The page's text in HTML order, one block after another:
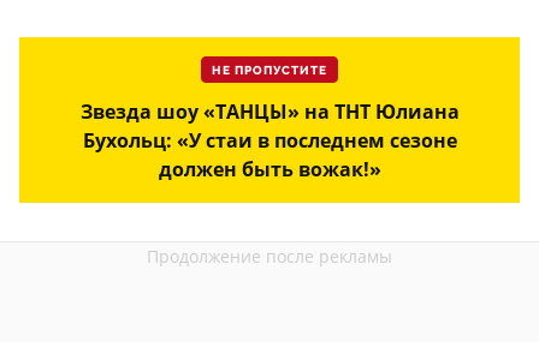
НЕ ПРОПУСТИТЕ
Звезда шоу «ТАНЦЫ» на ТНТ Юлиана
Бухольц: «У стаи в последнем сезоне
должен быть вожак!»